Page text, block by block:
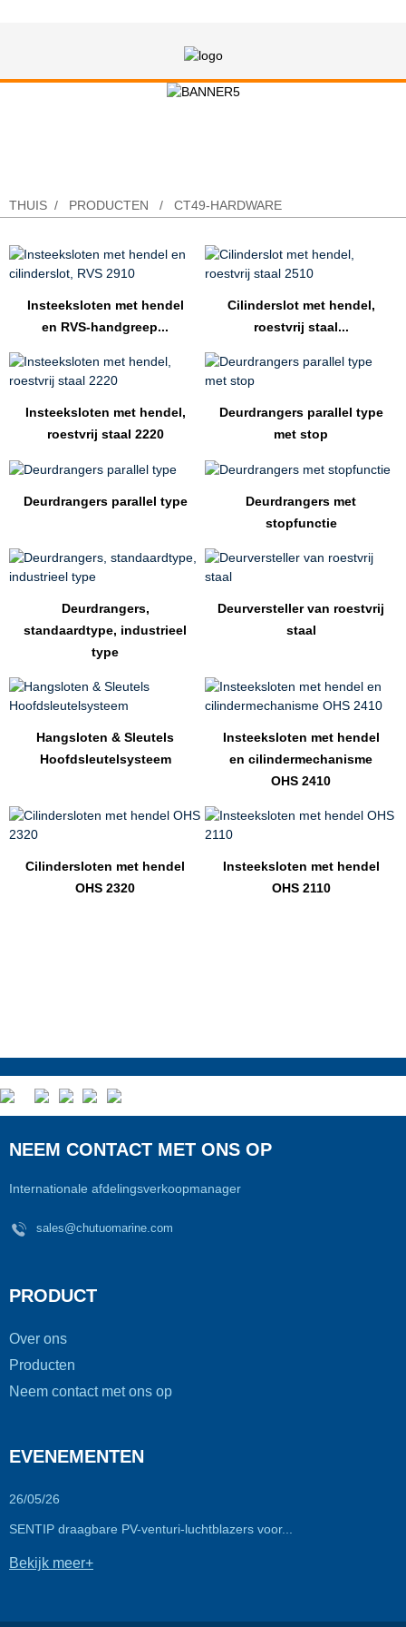
THUIS PRODUCTEN CT49-HARDWARE
Insteeksloten met hendel
en RVS-handgreep...
Cilinderslot met hendel,
roestvrij staal...
Insteeksloten met hendel,
roestvrij staal 2220
Deurdrangers parallel type
met stop
Deurdrangers parallel type
Deurdrangers met
stopfunctie
Deurdrangers,
standaardtype, industrieel
type
Deurversteller van roestvrij
staal
Hangsloten & Sleutels
Hoofdsleutelsysteem
Insteeksloten met hendel
en cilindermechanisme
OHS 2410
Cilindersloten met hendel
OHS 2320
Insteeksloten met hendel
OHS 2110
NEEM CONTACT MET ONS OP
Internationale afdelingsverkoopmanager
sales@chutuomarine.com
PRODUCT
Over ons
Producten
Neem contact met ons op
EVENEMENTEN
26/05/26
SENTIP draagbare PV-venturi-luchtblazers voor...
Bekijk meer+